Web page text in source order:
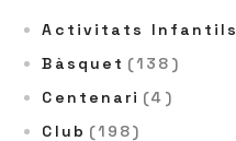
Activitats Infantils
Bàsquet (138)
Centenari (4)
Club (198)